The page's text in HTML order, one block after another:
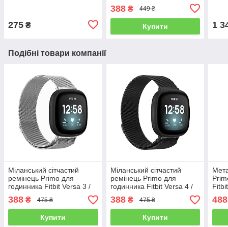
275 ₴
388₴ 449 ₴
Купити 1
Подібні товари компанії
Міланський сітчастий
ремінець Primo для
годинника Fitbit Versa 3 /
388 ₴ 475 ₴
Купити
Міланський сітчастий
ремінець Primo для
годинника Fitbit Versa 4 /
388₴ 475 ₴
Купити
488